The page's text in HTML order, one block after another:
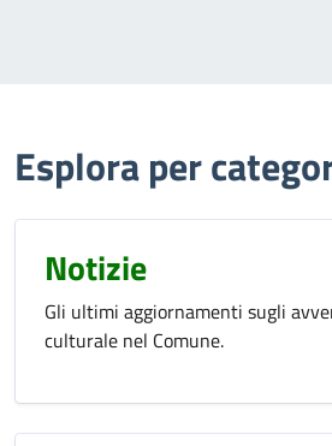
Esplora per
Notizie
Gli ultimi aggiornamenti sugli
culturale nel Comune.